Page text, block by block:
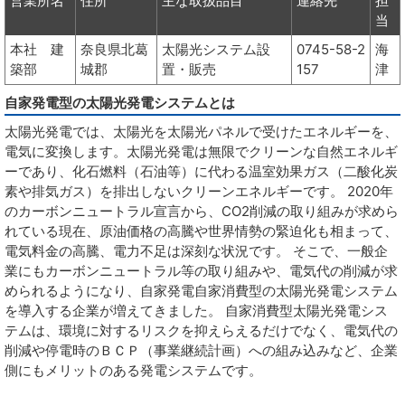
当
本社 建
築部
奈良県北葛
城郡
太陽光システム設
置・販売
0745-58-2
157
海
津
自家発電型の太陽光発電システムとは
太陽光発電では、太陽光を太陽光パネルで受けたエネルギーを、
電気に変換します。太陽光発電は無限でクリーンな自然エネルギ
ーであり、化石燃料（石油等）に代わる温室効果ガス（二酸化炭
素や排気ガス）を排出しないクリーンエネルギーです。 2020年
のカーボンニュートラル宣言から、CO2削減の取り組みが求めら
れている現在、原油価格の高騰や世界情勢の緊迫化も相まって、
電気料金の高騰、電力不足は深刻な状況です。 そこで、一般企
業にもカーボンニュートラル等の取り組みや、電気代の削減が求
められるようになり、自家発電自家消費型の太陽光発電システム
を導入する企業が増えてきました。 自家消費型太陽光発電シス
テムは、環境に対するリスクを抑えらえるだけでなく、電気代の
削減や停電時のＢＣＰ（事業継続計画）への組み込みなど、企業
側にもメリットのある発電システムです。